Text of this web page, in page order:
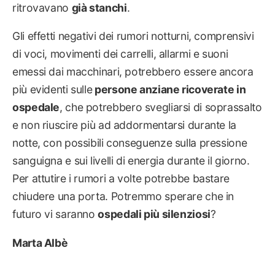
ritrovavano già stanchi.
Gli effetti negativi dei rumori notturni, comprensivi
di voci, movimenti dei carrelli, allarmi e suoni
emessi dai macchinari, potrebbero essere ancora
più evidenti sullepersone anziane ricoverate in
ospedale, che potrebbero svegliarsi di soprassalto
e non riuscire più ad addormentarsi durante la
notte, con possibili conseguenze sulla pressione
sanguigna e sui livelli di energia durante il giorno.
Per attutire i rumori a volte potrebbe bastare
chiudere una porta. Potremmo sperare che in
futuro vi sarannoospedali più silenziosi?
Marta Albè